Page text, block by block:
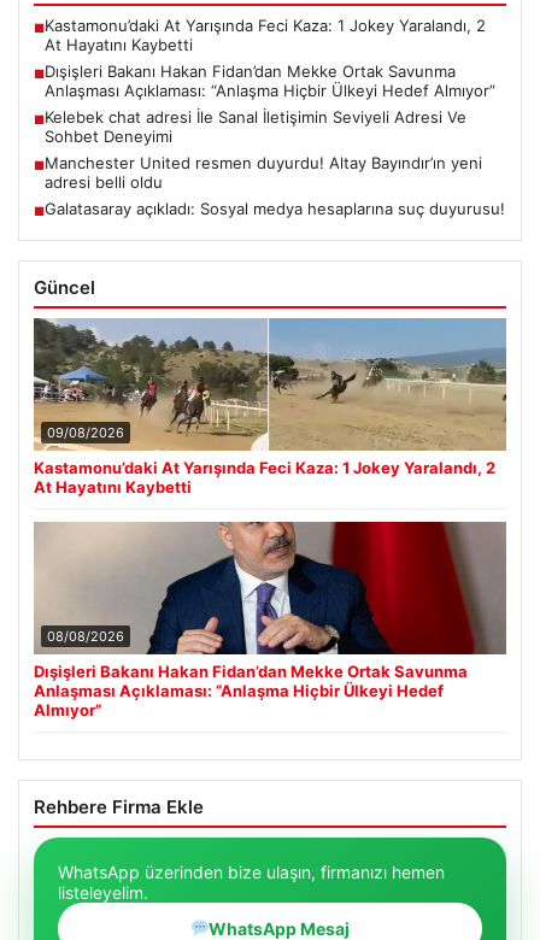
■Kastamonu’daki At Yarışında Feci Kaza: 1 Jokey Yaralandı, 2
At Hayatını Kaybetti
■Dışişleri Bakanı Hakan Fidan’dan Mekke Ortak Savunma
Anlaşması Açıklaması: “Anlaşma Hiçbir Ülkeyi Hedef Almıyor”
■Kelebek chat adresi İle Sanal İletişimin Seviyeli Adresi Ve
Sohbet Deneyimi
■Manchester United resmen duyurdu! Altay Bayındır’ın yeni
adresi belli oldu
■Galatasaray açıkladı: Sosyal medya hesaplarına suç duyurusu!
Güncel
09/08/2026
Kastamonu’daki At Yarışında Feci Kaza: 1 Jokey Yaralandı, 2
At Hayatını Kaybetti
08/08/2026
Dışişleri Bakanı Hakan Fidan’dan Mekke Ortak Savunma
Anlaşması Açıklaması: “Anlaşma Hiçbir Ülkeyi Hedef
Almıyor”
Rehbere Firma Ekle
WhatsApp üzerinden bize ulaşın, firmanızı hemen
listeleyelim.
WhatsApp Mesaj